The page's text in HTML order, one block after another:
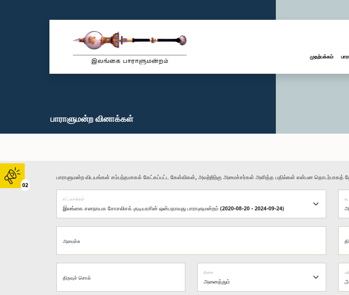
02
முதற்பக்கம்
பாராளுமன்ற வினாக்கள்
பாராளுமன்ற விடயங்கள் சம்பந்தமாகக் கேட்கப்பட்ட கேள்விகள், அவற்றிற்கு அமைச்சர்கள் அளித்த பதில்கள் என்பன தொடர்பாகத்
சட்டவாக்கம்
அமைச்சு
திறவுச் சொல்
நிலை